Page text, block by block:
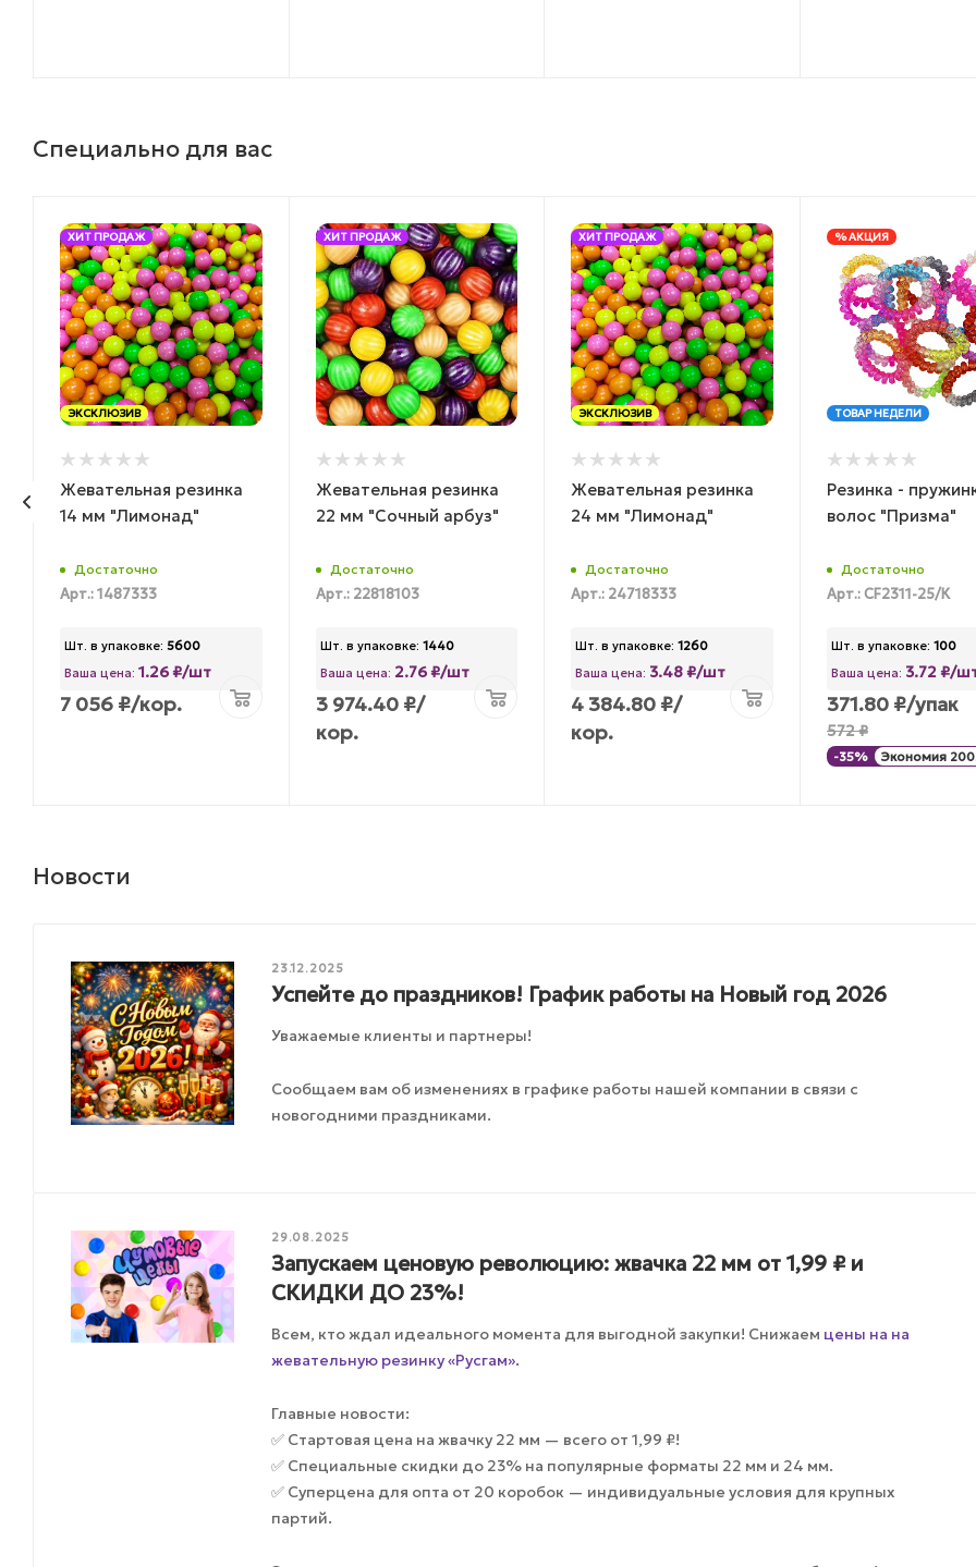
Специально для вас
ХИТ ПРОДАЖ
ЭКСКЛЮЗИВ
Жевательная резинка
14 мм "Лимонад"
Достаточно
Арт.: 1487333
Шт. в упаковке: 5600
Ваша цена: 1.26 ₽/шт
7 056₽/кор.
ХИТ ПРОДАЖ
Жевательная резинка
22 мм "Сочный арбуз"
Достаточно
Арт.: 22818103
Шт. в упаковке: 1440
Ваша цена: 2.76 ₽/шт
3 974.40₽/
кор.
ХИТ ПРОДАЖ
ЭКСКЛЮЗИВ
Жевательная резинка
24 мм "Лимонад"
Достаточно
Арт.: 24718333
Шт. в упаковке: 1260
Ваша цена: 3.48 ₽/шт
4 384.80 ₽/
кор.
% АКЦИЯ
ТОВАР НЕДЕЛИ
Резинка -
волос "Призма"
Достаточно
Арт.: CF2311-25/К
Шт. в упаковке: 100
Ваша цена: 3.72 ₽/
371.80 ₽/упак
572₽
-35% Экономия
Новости
23.12.2025
Успейте до праздников! График работы на Новый год 2026
Уважаемые клиенты и партнеры!
Сообщаем вам об изменениях в графике работы нашей компании в связи с
новогодними праздниками.
29.08.2025
Запускаем ценовую революцию: жвачка 22 мм от 1,99 ₽ и
СКИДКИ ДО 23%!
Всем, кто ждал идеального момента для выгодной закупки! Снижаем цены на на
жевательную резинку «Русгам».
Главные новости:
✅ Стартовая цена на жвачку 22 мм — всего от 1,99 ₽!
✅ Специальные скидки до 23% на популярные форматы 22 мм и 24 мм.
✅ Суперцена для опта от 20 коробок — индивидуальные условия для крупных
партий.